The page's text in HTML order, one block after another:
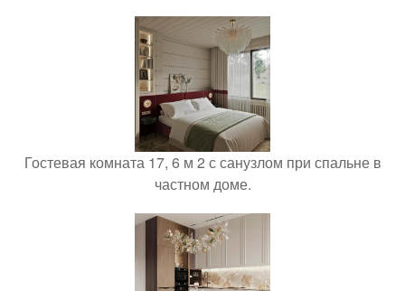
Гостевая комната 17, 6 м 2 с санузлом при спальне в
частном доме.